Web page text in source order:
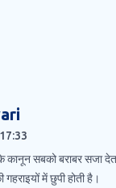
सबको बराबर सजा
में छुपी होती है।